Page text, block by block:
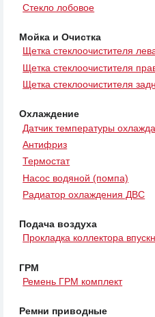
Стекло лобовое
Мойка и Очистка
Щетка стеклоочистителя
Щетка стеклоочистителя
Щетка стеклоочистителя
Охлаждение
Датчик температуры
Антифриз
Термостат
Насос водяной (помпа)
Радиатор охлаждения ДВС
Подача воздуха
Прокладка коллектора
ГРМ
Ремень ГРМ комплект
Ремни приводные